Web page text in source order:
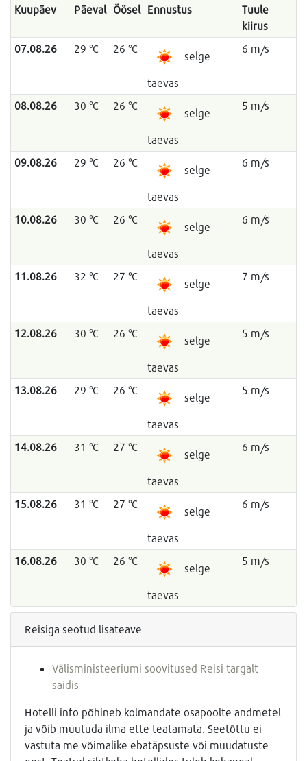
Kuupäev Päeval Öösel Ennustus
Tuule
kiirus
07.08.26
29 °C 26 °C
selge
taevas
6 m/s
08.08.26 30 °C 26 °C
selge
taevas
5 m/s
09.08.26 29 °C 26 °C
selge
taevas
6 m/s
10.08.26 30 °C 26 °C
selge
taevas
6 m/s
11.08.26 32 °C 27 °C
selge
taevas
7 m/s
12.08.26 30 °C 26 °C
selge
taevas
5 m/s
13.08.26 29 °C 26 °C
selge
taevas
5 m/s
14.08.26 31 °C 27 °C
selge
taevas
6 m/s
15.08.26 31 °C 27 °C
selge
taevas
6 m/s
16.08.26 30 °C 26 °C
selge
taevas
5 m/s
Reisiga seotud lisateave
Välisministeeriumi soovitused Reisi targalt
saidis
Hotelli info põhineb kolmandate osapoolte andmetel
ja võib muutuda ilma ette teatamata. Seetõttu ei
vastuta me võimalike ebatäpsuste või muudatuste